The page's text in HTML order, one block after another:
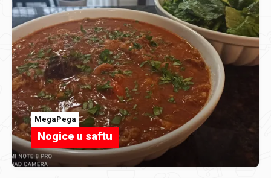
MegaPega
Nogice u saftu